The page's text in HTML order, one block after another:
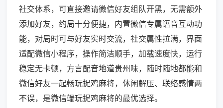
社交体系，可直接邀请微信好友组队开黑，无需额外
添加好友，约局十分便捷，内置微信专属语音互动功
能，对局时可与好友实时交流，社交属性拉满，界面
适配微信小程序，操作简洁顺手，加载速度快，运行
稳定无卡顿，方言配音地道贵州味，随时随地都能和
微信好友一起畅玩捉鸡麻将，休闲解压、联络感情两
不误，是微信端玩捉鸡麻将的最优选择。